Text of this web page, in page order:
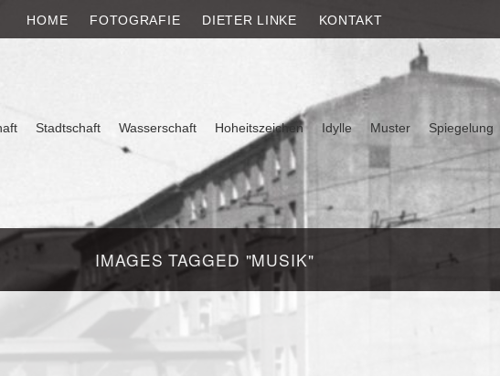
HOME FOTOGRAFIE DIETER LINKE KONTAKT
Stadtschaft Wasserschaft Hoheitszeichen Idylle Muster Spiegelung
IMAGES TAGGED "MUSIK"